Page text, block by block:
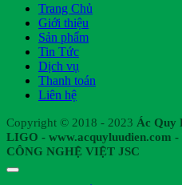
Trang Chủ
Giới thiệu
Sản phẩm
Tin Tức
Dịch vụ
Thanh toán
Liên hệ
Copyright © 2018 - 2023 Ác Quy
LIGO - www.acquyluudien.com
CÔNG NGHỆ VIỆT JSC